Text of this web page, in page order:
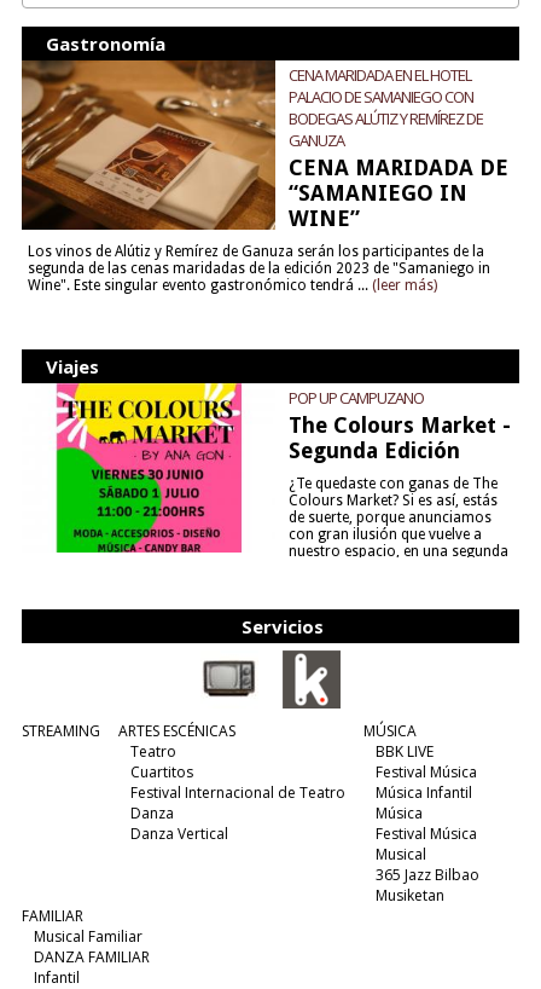
Gastronomía
CENA MARIDADA EN EL HOTEL
PALACIO DE SAMANIEGO CON
BODEGAS ALÚTIZ Y REMÍREZ DE
GANUZA
CENA MARIDADA DE
“SAMANIEGO IN
WINE”
Los vinos de Alútiz y Remírez de Ganuza serán los participantes de la
segunda de las cenas maridadas de la edición 2023 de "Samaniego in
Wine". Este singular evento gastronómico tendrá ... (leer más)
Viajes
POP UP CAMPUZANO
The Colours Market -
Segunda Edición
¿Te quedaste con ganas de The
Colours Market? Si es así, estás
de suerte, porque anunciamos
con gran ilusión que vuelve a
nuestro espacio, en una segunda
Servicios
STREAMING
ARTES ESCÉNICAS
Teatro
Cuartitos
Festival Internacional de Teatro
Danza
Danza Vertical
MÚSICA
BBK LIVE
Festival Música
Música Infantil
Música
Festival Música
Musical
365 Jazz Bilbao
Musiketan
FAMILIAR
Musical Familiar
DANZA FAMILIAR
Infantil